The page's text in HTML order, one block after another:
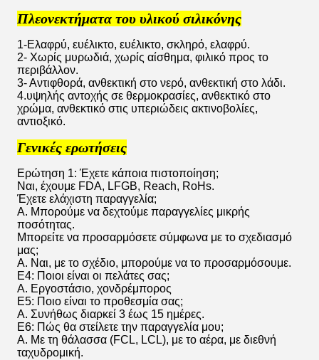
Πλεονεκτήματα του υλικού σιλικόνης
1-Ελαφρύ, ευέλικτο, ευέλικτο, σκληρό, ελαφρύ.
2- Χωρίς μυρωδιά, χωρίς αίσθημα, φιλικό προς το
περιβάλλον.
3- Αντιφθορά, ανθεκτική στο νερό, ανθεκτική στο λάδι.
4.υψηλής αντοχής σε θερμοκρασίες, ανθεκτικό στο
χρώμα, ανθεκτικό στις υπεριώδεις ακτινοβολίες,
αντιοξικό.
Γενικές ερωτήσεις
Ερώτηση 1: Έχετε κάποια πιστοποίηση;
Ναι, έχουμε FDA, LFGB, Reach, RoHs.
Έχετε ελάχιστη παραγγελία;
Α. Μπορούμε να δεχτούμε παραγγελίες μικρής
ποσότητας.
Μπορείτε να προσαρμόσετε σύμφωνα με το σχεδιασμό
μας;
Α. Ναι, με το σχέδιο, μπορούμε να το προσαρμόσουμε.
Ε4: Ποιοι είναι οι πελάτες σας;
Α. Εργοστάσιο, χονδρέμπορος
Ε5: Ποιο είναι το προθεσμία σας;
Α. Συνήθως διαρκεί 3 έως 15 ημέρες.
Ε6: Πώς θα στείλετε την παραγγελία μου;
Α. Με τη θάλασσα (FCL, LCL), με το αέρα, με διεθνή
ταχυδρομική.